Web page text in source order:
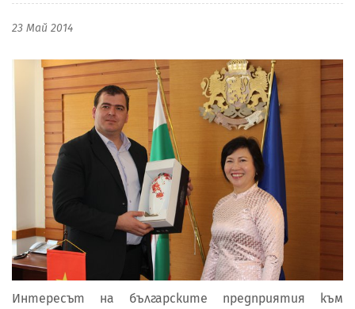
23 Май 2014
Интересът на българските предприятия към